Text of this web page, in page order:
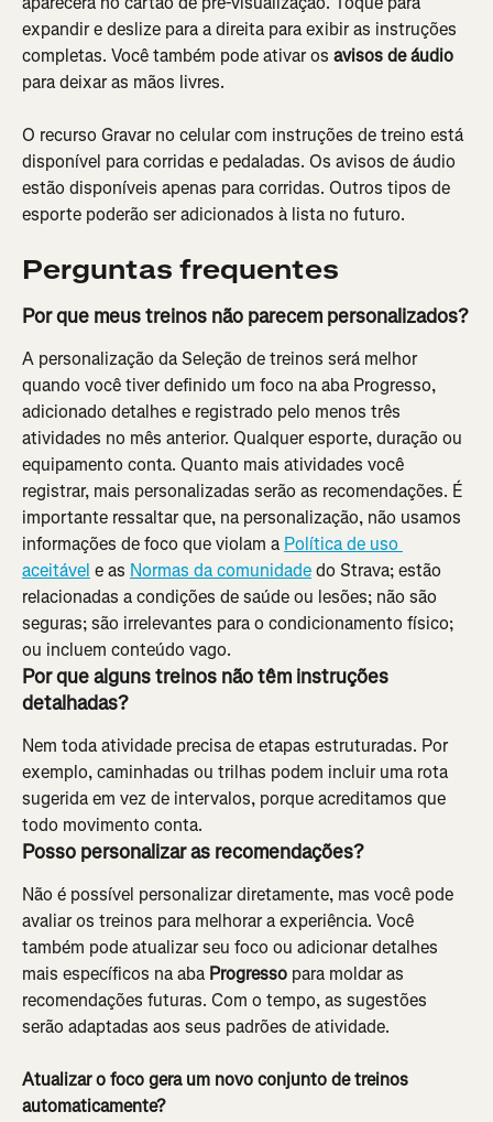
expandir e deslize para a direita para exibir as instruções
completas. Você também pode ativar os avisos de áudio
para deixar as mãos livres.
O recurso Gravar no celular com instruções de treino está
disponível para corridas e pedaladas. Os avisos de áudio
estão disponíveis apenas para corridas. Outros tipos de
esporte poderão ser adicionados à lista no futuro.
Perguntas frequentes
Por que meus treinos não parecem personalizados?
A personalização da Seleção de treinos será melhor
quando você tiver definido um foco na aba Progresso,
adicionado detalhes e registrado pelo menos três
atividades no mês anterior. Qualquer esporte, duração ou
equipamento conta. Quanto mais atividades você
registrar, mais personalizadas serão as recomendações. É
importante ressaltar que, na personalização, não usamos
informações de foco que violam a Política de uso
aceitável e as Normas da comunidade do Strava; estão
relacionadas a condições de saúde ou lesões; não são
seguras; são irrelevantes para o condicionamento físico;
ou incluem conteúdo vago.
Por que alguns treinos não têm instruções
detalhadas?
Nem toda atividade precisa de etapas estruturadas. Por
exemplo, caminhadas ou trilhas podem incluir uma rota
sugerida em vez de intervalos, porque acreditamos que
todo movimento conta.
Posso personalizar as recomendações?
Não é possível personalizar diretamente, mas você pode
avaliar os treinos para melhorar a experiência. Você
também pode atualizar seu foco ou adicionar detalhes
mais específicos na aba Progresso para moldar as
recomendações futuras. Com o tempo, as sugestões
serão adaptadas aos seus padrões de atividade.
Atualizar o foco gera um novo conjunto de treinos
automaticamente?